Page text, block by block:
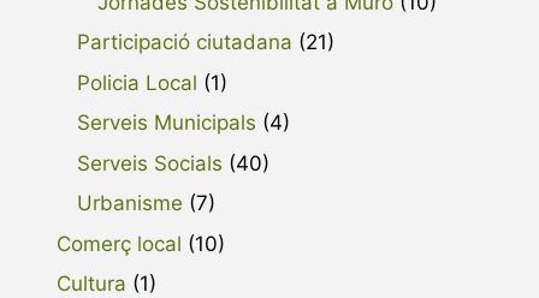
Participació ciutadana (21)
Policia Local (1)
Serveis Municipals (4)
Serveis Socials (40)
Urbanisme (7)
Comerç local (10)
Cultura (1)